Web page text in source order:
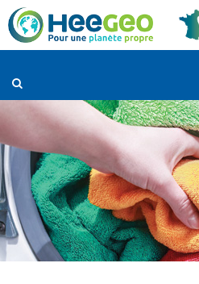
Panneau de gestion des cookies